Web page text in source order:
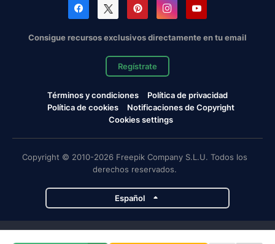
Consigue recursos exclusivos directamente en tu email
Regístrate
Términos y condiciones
Política de privacidad
Política de cookies
Notificaciones de Copyright
Cookies settings
Copyright © 2010-2026 Freepik Company S.L.U. Todos los
derechos reservados.
Español